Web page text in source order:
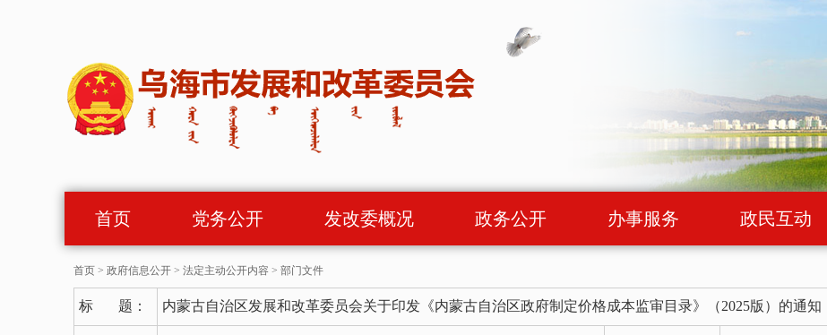
首页 党务公开 发改委概况 政务公开 办事服务 政民互动
首页 > 政府信息公开 > 法定主动公开内容 > 部门文件
标 题： 内蒙古自治区发展和改革委员会关于印发《内蒙古自治区政府制定价格成本监审目录》（2025版）的通知